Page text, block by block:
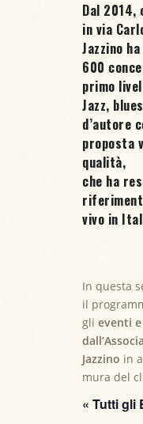
Dal 2014,
in via
Jazzino
600
primo
Jazz,
d’autore
proposta
qualità,
che ha
vivo in
In questa
il
gli eventi
Jazzino in
mura del
« Tutti gli